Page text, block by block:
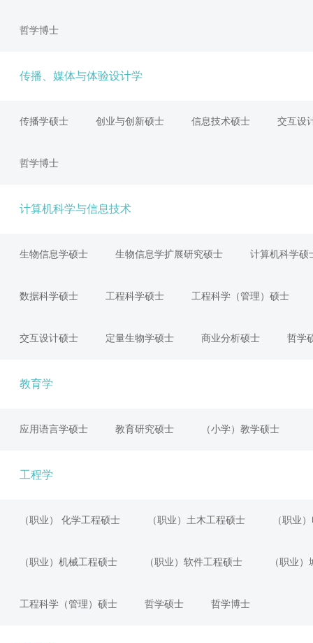
哲学博士
传播、媒体与体验设计学
传播学硕士 创业与创新硕士 信息技术硕士 交互设
哲学博士
计算机科学与信息技术
生物信息学硕士 生物信息学扩展研究硕士 计算机科学硕
数据科学硕士 工程科学硕士 工程科学（管理）硕士
交互设计硕士 定量生物学硕士 商业分析硕士 哲学
教育学
应用语言学硕士 教育研究硕士 （小学）教学硕士
工程学
（职业） 化学工程硕士 （职业）土木工程硕士 （职业
（职业）机械工程硕士 （职业）软件工程硕士 （职业
工程科学（管理）硕士 哲学硕士 哲学博士